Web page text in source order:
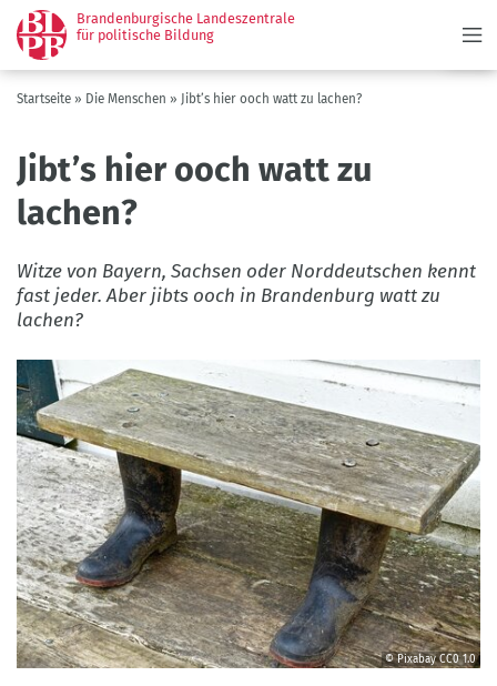
Direkt
zum
Inhalt
Brandenburgische Landeszentrale
für politische Bildung
Pfadnavigation
Startseite Die Menschen Jibt’s hier ooch watt zu lachen?
Jibt’s hier ooch watt zu
lachen?
Witze von Bayern, Sachsen oder Norddeutschen kennt
fast jeder. Aber jibts ooch in Brandenburg watt zu
lachen?
© PixabayCC0 1.0